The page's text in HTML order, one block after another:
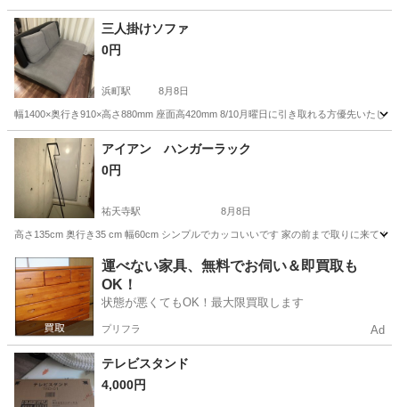
神奈川 藤沢市 その他
三人掛けソファ
0円
浜町駅 8月8日
幅1400×奥行き910×高さ880mm 座面高420mm 8/10月曜日に引き取れる方優先いたし
東京 中央区 浜町駅 奥行き
アイアン ハンガーラック
0円
祐天寺駅 8月8日
高さ135cm 奥行き35 cm 幅60cm シンプルでカッコいいです 家の前まで取りに来てく
東京 世田谷区 祐天寺駅 収納家具
運べない家具、無料でお伺い＆即買取も
OK！
状態が悪くてもOK！最大限買取します
プリフラ Ad
テレビスタンド
4,000円